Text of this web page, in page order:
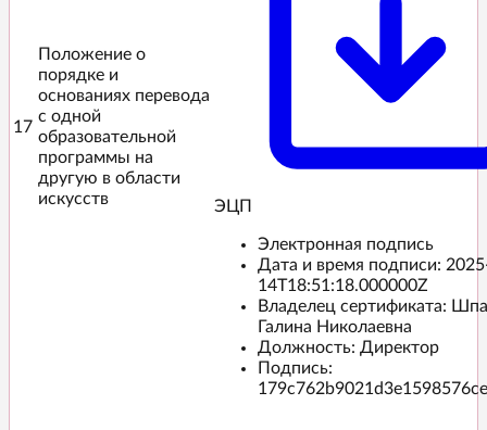
17
Положение о
порядке и
основаниях перевода
с одной
образовательной
программы на
другую в области
искусств
ЭЦП️
Электронная подпись
Дата и время подписи:
14T18:51:18.000000Z
Владелец сертификата:
Галина Николаевна
Должность: Директор
Подпись: